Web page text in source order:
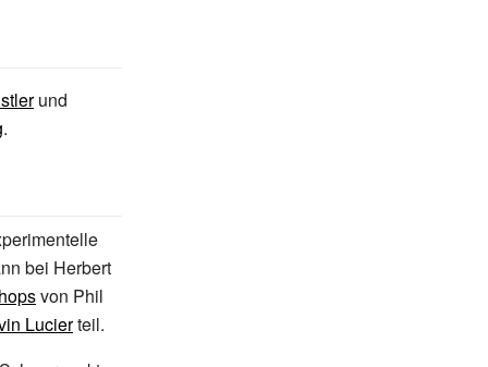
und
.
bei Herbert
von Phil
Lucierteil.